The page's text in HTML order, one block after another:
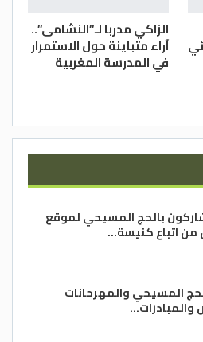
الزاكي مدربا لـ”النشامى”..
آراء متباينة حول الاستمرار
في المدرسة المغربية
بالحج المسيحي لموقع
من اتباع كنيسة…
المسيحي والمهرحانات
والمبادرات…